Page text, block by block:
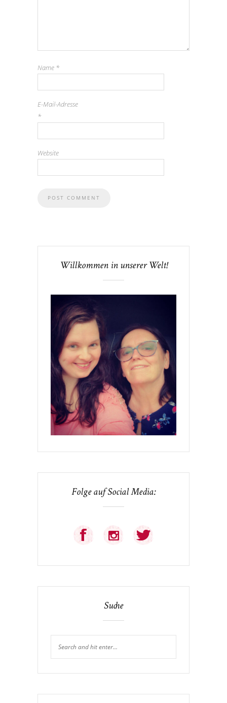
Name *
E-Mail-Adresse
*
Website
Willkommen in unserer Welt!
Folge auf Social Media:
Suche